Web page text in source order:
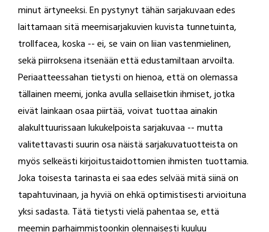
minut ärtyneeksi. En pystynyt tähän sarjakuvaan edes
laittamaan sitä meemisarjakuvien kuvista tunnetuinta,
trollfacea, koska -- ei, se vain on liian vastenmielinen,
sekä piirroksena itsenään että edustamiltaan arvoilta.
Periaatteessahan tietysti on hienoa, että on olemassa
tällainen meemi, jonka avulla sellaisetkin ihmiset, jotka
eivät lainkaan osaa piirtää, voivat tuottaa ainakin
alakulttuurissaan lukukelpoista sarjakuvaa -- mutta
valitettavasti suurin osa näistä sarjakuvatuotteista on
myös selkeästi kirjoitustaidottomien ihmisten tuottamia.
Joka toisesta tarinasta ei saa edes selvää mitä siinä on
tapahtuvinaan, ja hyviä on ehkä optimistisesti arvioituna
yksi sadasta. Tätä tietysti vielä pahentaa se, että